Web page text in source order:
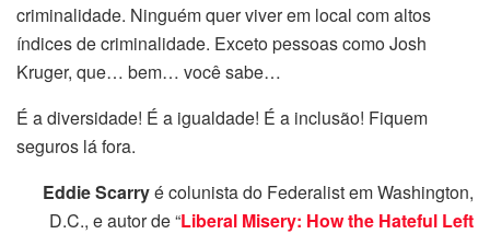
criminalidade. Ninguém quer viver em local com altos
índices de criminalidade. Exceto pessoas como Josh
Kruger, que… bem… você sabe…
É a diversidade! É a igualdade! É a inclusão! Fiquem
seguros lá fora.
Eddie Scarryé colunista do Federalist em Washington,
D.C., e autor de “Liberal Misery: How the Hateful Left